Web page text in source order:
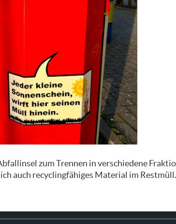
zum Trennen in verschiedene
auch recyclingfähiges Material im Restmüll.